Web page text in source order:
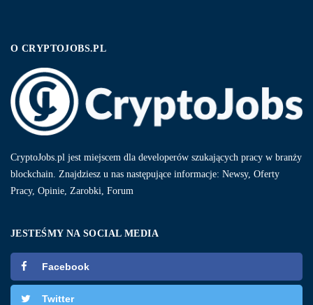
O CRYPTOJOBS.PL
CryptoJobs.pl jest miejscem dla developerów szukających pracy w branży
blockchain. Znajdziesz u nas następujące informacje: Newsy, Oferty
Pracy, Opinie, Zarobki, Forum
JESTEŚMY NA SOCIAL MEDIA
Facebook
Twitter